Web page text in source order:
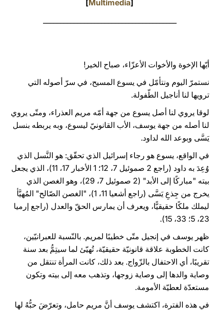
[
Multimedia
]
أيّها الإخوة والأخوات الأعزّاء، صباح الخير!
نستمرّ اليوم ونتأمّل في يسوع المسيح، في سرّ أصوله التي
ترويها لنا أناجيل الطّفولة.
لوقا يروي لنا أصل يسوع من جهة أمّه مريم العذراء، ومتّى يروي
لنا أصله من جهة يوسف، الأب القانونيّ ليسوع، وبه يربطه بنسل
يَسَّى وبوعد الله لداود.
في الواقع، يسوع هو رجاء إسرائيل الذي تحقّق: هو النَّسل الذي
وُعِدَ به داود (راجع 2 صموئيل 7، 12؛ 1 الأخبار 17، 11)، الذي يجعل
بيته "مباركًا إلى الأبد" (2 صموئيل 7، 29)، وهو الغصن الذي
يخرج من جِذعِ يَسَّى (راجع أشعيا 11، 1)، "الغصن الصّالح" المُهيَّأ
ليملك ملكًا حقيقيًّا، ويعرف أن يمارس الحقّ والعدل (راجع إرميا
23، 5؛ 33، 15).
ظهر يوسف في إنجيل متّى خطيبًا لمريم. بالنّسبة للعبرانيّين،
كانت الخطوبة علاقة قانونيّة حقيقيّة، تُهيّئ لما سيتِمُّ بعد سنة
تقريبًا، أي الاحتفال بالزّواج. بعد ذلك، كانت المرأة تنتقل من
وصاية والدها إلى وصاية زوجها، وتذهب معه إلى بيته وتكون
مستعدّة لعطيّة الأمومة.
في هذه الفترة، اكتشف يوسف أنَّ مريم حامل، وتعرّضَ حبُّهُ لها